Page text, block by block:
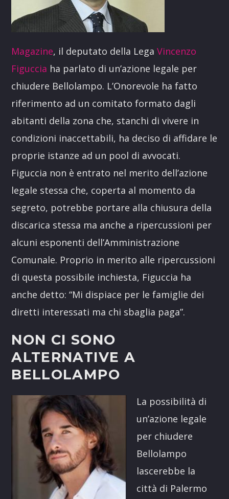
Magazine, il deputato della LegaVincenzo
Figuccia ha parlato di un’azione legale per
chiudere Bellolampo. L’Onorevole ha fatto
riferimento ad un comitato formato dagli
abitanti della zona che, stanchi di vivere in
condizioni inaccettabili, ha deciso di affidare le
proprie istanze ad un pool di avvocati.
Figuccia non è entrato nel merito dell’azione
legale stessa che, coperta al momento da
segreto, potrebbe portare alla chiusura della
discarica stessa ma anche a ripercussioni per
alcuni esponenti dell’Amministrazione
Comunale. Proprio in merito alle ripercussioni
di questa possibile inchiesta, Figuccia ha
anche detto: “Mi dispiace per le famiglie dei
diretti interessati ma chi sbaglia paga”.
NON CI SONO
ALTERNATIVE A
BELLOLAMPO
La possibilità di
un’azione legale
per chiudere
Bellolampo
lascerebbe la
città di Palermo